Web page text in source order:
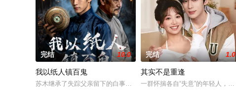
完结 10.0
我以纸人镇百鬼
苏木继承了失踪父亲留下的白事馆，本想低调扎纸维生，却因一具流
完结 1.0
其实不是重逢
一群怀揣各自“失意”的年轻人，